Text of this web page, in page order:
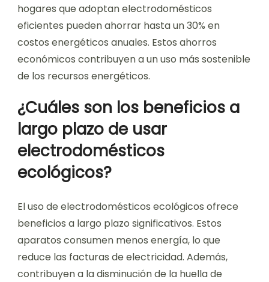
hogares que adoptan electrodomésticos
eficientes pueden ahorrar hasta un 30% en
costos energéticos anuales. Estos ahorros
económicos contribuyen a un uso más sostenible
de los recursos energéticos.
¿Cuáles son los beneficios a
largo plazo de usar
electrodomésticos
ecológicos?
El uso de electrodomésticos ecológicos ofrece
beneficios a largo plazo significativos. Estos
aparatos consumen menos energía, lo que
reduce las facturas de electricidad. Además,
contribuyen a la disminución de la huella de